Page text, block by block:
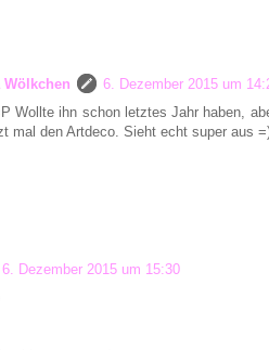
Wölkchen
6. Dezember 2015 um
Wollte ihn schon letztes Jahr haben,
mal den Artdeco. Sieht echt super aus
6. Dezember 2015 um 15:30